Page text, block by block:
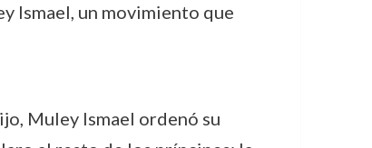
Ismael, un movimiento que
Muley Ismael ordenó su